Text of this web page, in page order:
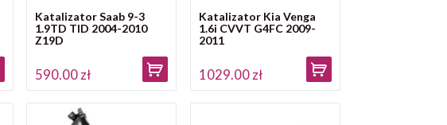
Katalizator Saab 9-3
1.9TD TID 2004-2010
Z19D
590.00 zł
Katalizator Kia Venga
1.6i CVVT G4FC 2009-
2011
1029.00 zł